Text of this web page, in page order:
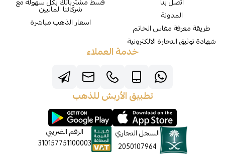
المدونة
طريقة معرفة مقاس الخاتم
شهادة توثيق التجارة الالكترونية
شركائنا الماليين
اسعار الذهب مباشرة
خدمة العملاء
تطبيق الأربش للذهب
السجل التجاري
2050107964
الرقم الضريبي
310157751100003